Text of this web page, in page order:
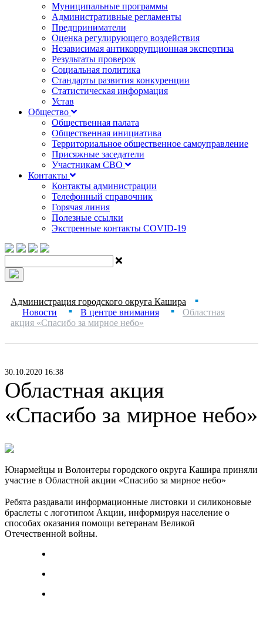
Муниципальные программы
Административные регламенты
Предприниматели
Оценка регулирующего воздействия
Независимая антикоррупционная экспертиза
Результаты проверок
Социальная политика
Стандарты развития конкуренции
Статистическая информация
Устав
Общество
Общественная палата
Общественная инициатива
Территориальное общественное самоуправление
Присяжные заседатели
Участникам СВО
Контакты
Контакты администрации
Телефонный справочник
Горячая линия
Полезные ссылки
Экстренные контакты COVID-19
Администрация городского округа Кашира ■
Новости ■ В центре внимания ■
Областная
акция «Спасибо за мирное небо»
30.10.2020 16:38
Областная акция
«Спасибо за мирное небо»
Юнармейцы и Волонтеры городского округа Кашира приняли
участие в Областной акции «Спасибо за мирное небо»
Ребята раздавали информационные листовки и силиконовые
браслеты с логотипом Акции, информируя население о
способах оказания помощи ветеранам Великой
Отечественной войны.